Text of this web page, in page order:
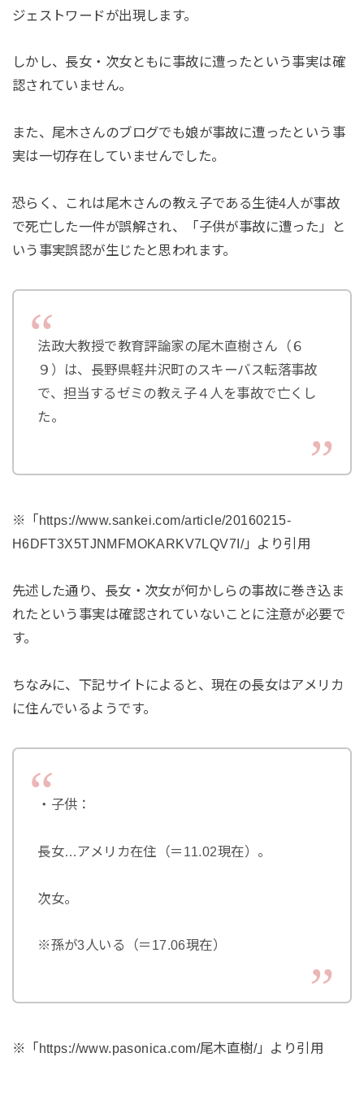
ジェストワードが出現します。
しかし、長女・次女ともに事故に遭ったという事実は確
認されていません。
また、尾木さんのブログでも娘が事故に遭ったという事
実は一切存在していませんでした。
恐らく、これは尾木さんの教え子である生徒4人が事故
で死亡した一件が誤解され、「子供が事故に遭った」と
いう事実誤認が生じたと思われます。
法政大教授で教育評論家の尾木直樹さん（６
９）は、長野県軽井沢町のスキーバス転落事故
で、担当するゼミの教え子４人を事故で亡くし
た。
※「https://www.sankei.com/article/20160215-
H6DFT3X5TJNMFMOKARKV7LQV7I/」より引用
先述した通り、長女・次女が何かしらの事故に巻き込ま
れたという事実は確認されていないことに注意が必要で
す。
ちなみに、下記サイトによると、現在の長女はアメリカ
に住んでいるようです。
・子供：
長女…アメリカ在住（＝11.02現在）。
次女。
※孫が3人いる（＝17.06現在）
※「https://www.pasonica.com/尾木直樹/」より引用